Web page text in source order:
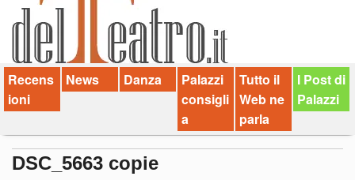
Contatti
dT in English
Recens
ioni
News Danza
Palazzi
consigli
a
Tutto il
Web ne
parla
I Post di
Palazzi
DSC_5663 copie